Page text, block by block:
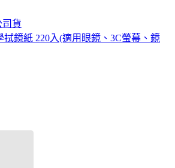
司貨
拭鏡紙 220入(適用眼鏡、3C螢幕、鏡